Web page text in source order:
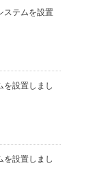
ステムを設置
を設置しまし
を設置しまし